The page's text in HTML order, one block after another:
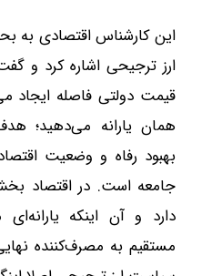
این کارشناس اقتصادی به
ارز ترجیحی اشاره کرد و
قیمت دولتی فاصله ایجاد
همان یارانه می‌دهید؛
بهبود رفاه و وضعیت
جامعه است. در اقتصاد
دارد و آن اینکه
مستقیم به مصرف‌کننده